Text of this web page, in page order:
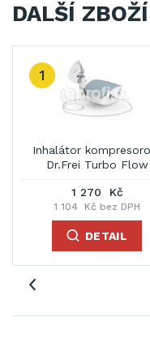
DALŠÍ
1
Inhalátor
Dr.Frei Turbo Flow
1 270 Kč
1 104 Kč bez DPH
DETAIL